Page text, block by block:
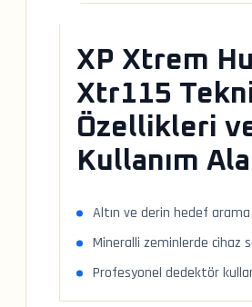
XP Xtrem
Xtr115
Özellikleri
Kullanım
Altın ve derin hedef arama
Mineralli zeminlerde cihaz
Profesyonel dedektör